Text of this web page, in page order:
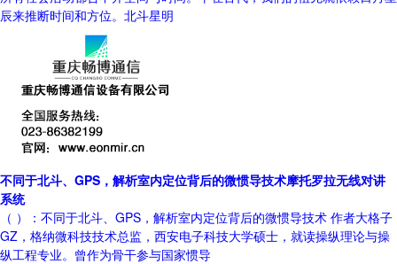
辰来推断时间和方位。北斗星明
不同于北斗、GPS，解析室内定位背后的微惯导技术摩托罗拉无线对讲
系统
（ ）：不同于北斗、GPS，解析室内定位背后的微惯导技术 作者大格子
GZ，格纳微科技技术总监，西安电子科技大学硕士，就读操纵理论与操
纵工程专业。曾作为骨干参与国家惯导